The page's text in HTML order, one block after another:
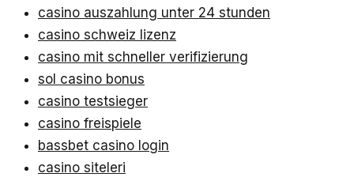
casino auszahlung unter 24 stunden
casino schweiz lizenz
casino mit schneller verifizierung
sol casino bonus
casino testsieger
casino freispiele
bassbet casino login
casino siteleri